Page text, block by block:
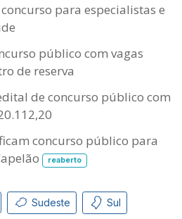
concurso para especialistas e
público com vagas
de reserva
de concurso público com
concurso público para
reaberto
Sudeste Sul